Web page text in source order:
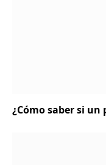
¿Cómo saber si un